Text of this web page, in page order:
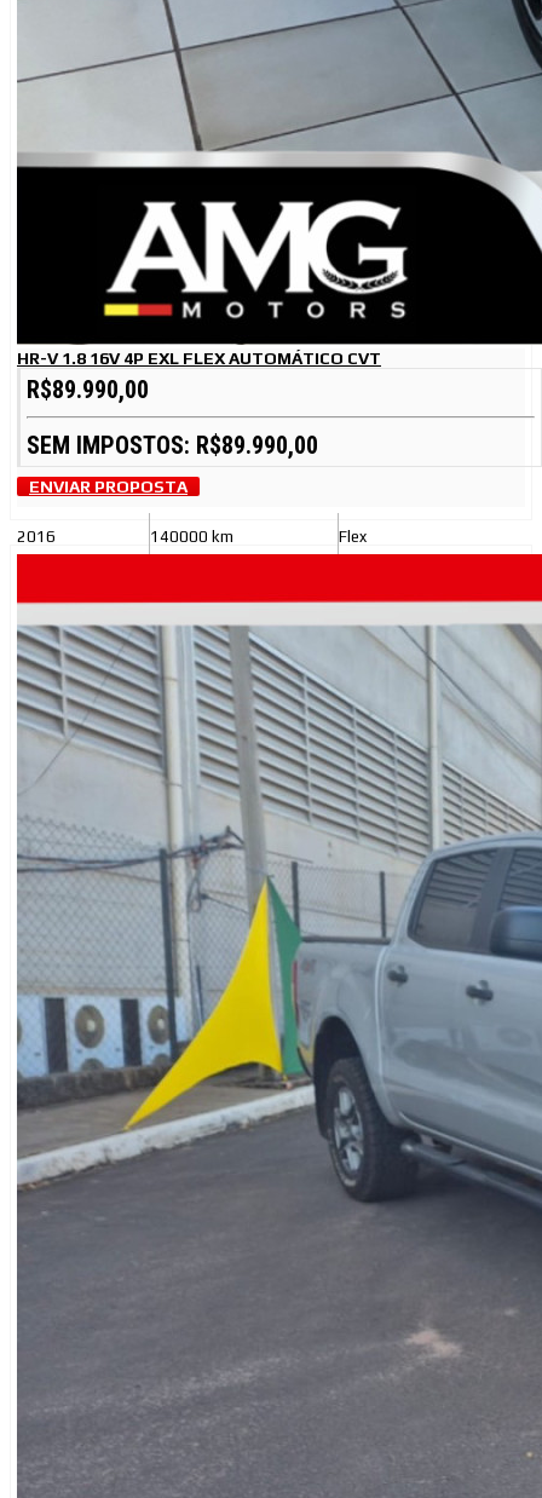
HR-V 1.8 16V 4P EXL FLEX AUTOMÁTICO CVT
R$89.990,00
SEM IMPOSTOS: R$89.990,00
ENVIAR PROPOSTA
2016 140000 km Flex